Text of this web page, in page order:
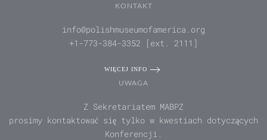
KONTAKT
info@polishmuseumofamerica.org
+1-773-384-3352 [ext. 2111]
WIĘCEJ INFO
UWAGA
Z Sekretariatem MABPZ
prosimy kontaktować się tylko w kwestiach dotyczących
Konferencji.